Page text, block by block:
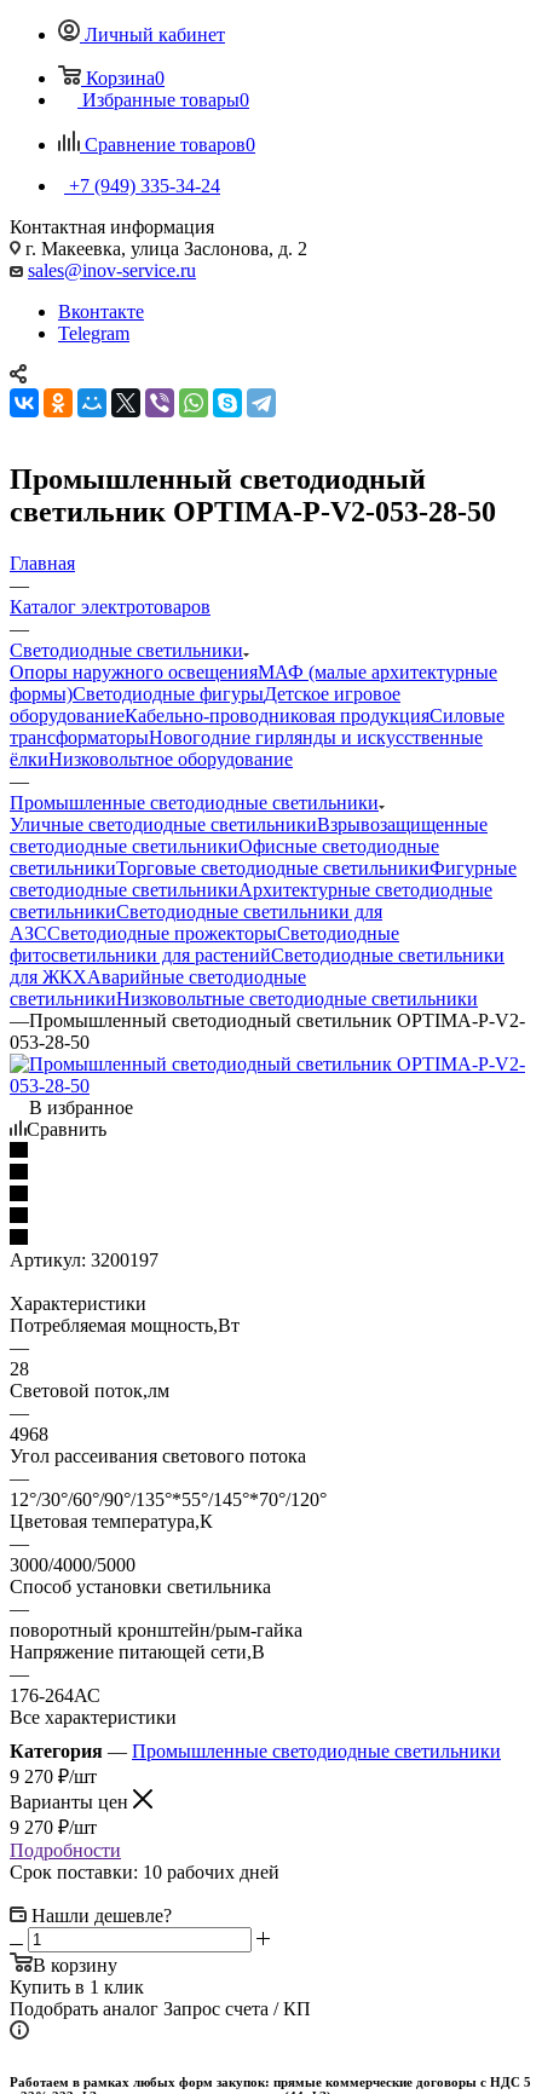
Личный кабинет
Корзина0
Избранные товары0
Сравнение товаров0
+7 (949) 335-34-24
Контактная информация
г. Макеевка, улица Заслонова, д. 2
sales@inov-service.ru
Вконтакте
Telegram
Промышленный светодиодный
светильник OPTIMA-P-V2-053-28-50
Главная
—
Каталог электротоваров
—
Светодиодные светильники
Опоры наружного освещенияМАФ (малые архитектурные
формы)Светодиодные фигурыДетское игровое
оборудованиеКабельно-проводниковая продукцияСиловые
трансформаторыНовогодние гирлянды и искусственные
ёлкиНизковольтное оборудование
—
Промышленные светодиодные светильники
Уличные светодиодные светильникиВзрывозащищенные
светодиодные светильникиОфисные светодиодные
светильникиТорговые светодиодные светильникиФигурные
светодиодные светильникиАрхитектурные светодиодные
светильникиСветодиодные светильники для
АЗССветодиодные прожекторыСветодиодные
фитосветильники для растенийСветодиодные светильники
для ЖКХАварийные светодиодные
светильникиНизковольтные светодиодные светильники
—Промышленный светодиодный светильник OPTIMA-P-V2-
053-28-50
В избранное
Сравнить
Артикул: 3200197
Характеристики
Потребляемая мощность,Вт
—
28
Световой поток,лм
—
4968
Угол рассеивания светового потока
—
12°/30°/60°/90°/135°*55°/145°*70°/120°
Цветовая температура,К
—
3000/4000/5000
Способ установки светильника
—
поворотный кронштейн/рым-гайка
Напряжение питающей сети,В
—
176-264АС
Все характеристики
Категория — Промышленные светодиодные светильники
9 270 ₽/шт
Варианты цен
9 270 ₽/шт
Подробности
Срок поставки: 10 рабочих дней
Нашли дешевле?
В корзину
Купить в 1 клик
Подобрать аналог Запрос счета / КП
Работаем в рамках любых форм закупок: прямые коммерческие договоры с НДС 5